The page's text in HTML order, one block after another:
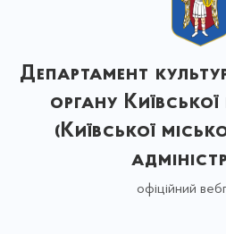
Департамент
органу Київської
(Київської
офіційний